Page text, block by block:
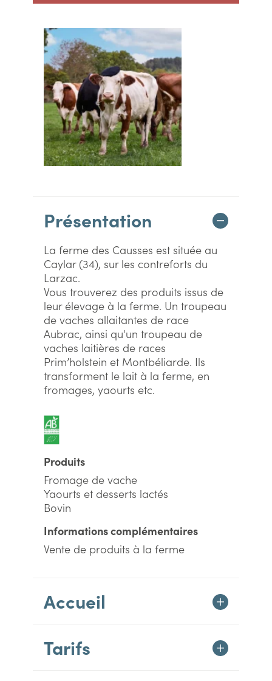
Présentation
La ferme des Causses est située au
Caylar (34), sur les contreforts du
Larzac.
Vous trouverez des produits issus de
leur élevage à la ferme. Un troupeau
de vaches allaitantes de race
Aubrac, ainsi qu'un troupeau de
vaches laitières de races
Prim’holstein et Montbéliarde. Ils
transforment le lait à la ferme, en
fromages, yaourts etc.
Produits
Fromage de vache
Yaourts et desserts lactés
Bovin
Informations complémentaires
Vente de produits à la ferme
Accueil
Tarifs